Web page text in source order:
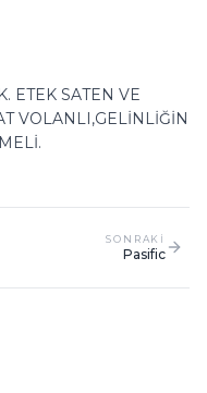
ETEK SATEN VE
VOLANLI,GELİNLİĞİN
SONRAKI
Pasific